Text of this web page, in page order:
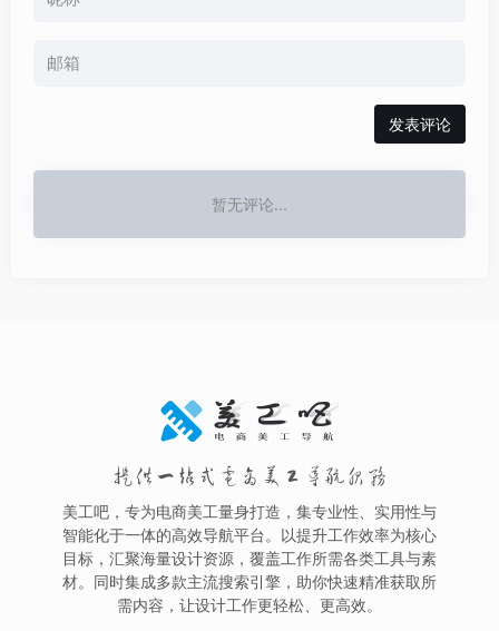
发表评论
暂无评论...
提供一站式电商美工导航服务
美工吧，专为电商美工量身打造，集专业性、实用性与
智能化于一体的高效导航平台。以提升工作效率为核心
目标，汇聚海量设计资源，覆盖工作所需各类工具与素
材。同时集成多款主流搜索引擎，助你快速精准获取所
需内容，让设计工作更轻松、更高效。